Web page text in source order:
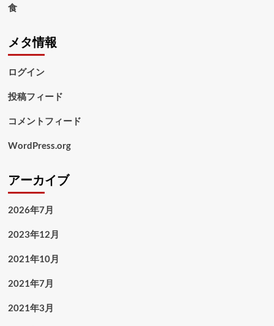
食
メタ情報
ログイン
投稿フィード
コメントフィード
WordPress.org
アーカイブ
2026年7月
2023年12月
2021年10月
2021年7月
2021年3月